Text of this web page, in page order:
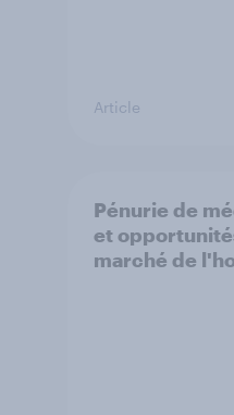
Article
Pénurie de
et
marché de